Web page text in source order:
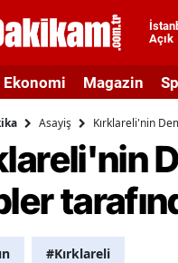
Açık
Ekonomi Magazin
Asayiş Kırklareli'nin
#Kırklareli